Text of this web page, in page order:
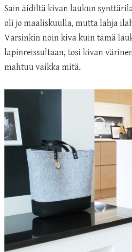
Sain äidiltä kivan laukun
oli jo maaliskuulla, mutta lahja
Varsinkin noin kiva kuin tämä
lapinreissultaan, tosi kivan
mahtuu vaikka mitä.